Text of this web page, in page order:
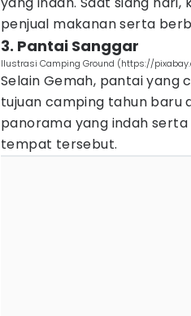
penjual makanan serta
3. Pantai Sanggar
Ilustrasi Camping Ground (https://
Selain Gemah, pantai yang
tujuan camping tahun baru
panorama yang indah
tempat tersebut.